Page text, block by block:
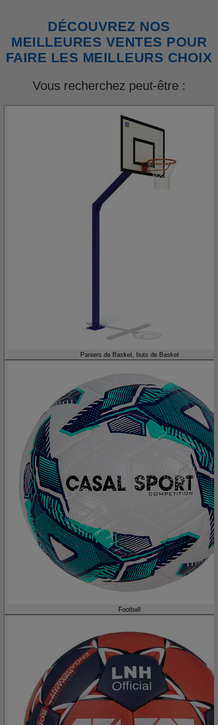
DÉCOUVREZ NOS
MEILLEURES VENTES POUR
FAIRE LES MEILLEURS CHOIX
Vous recherchez peut-être :
Paniers de Basket, buts de Basket
Football